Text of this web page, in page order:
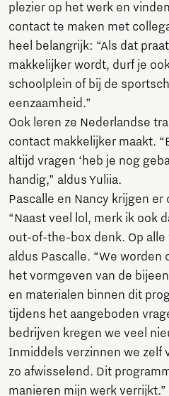
plezier op het werk en
contact te maken met
heel belangrijk: “Als dat
makkelijker wordt, durf je
schoolplein of bij de
eenzaamheid.”
Ook leren ze Nederlandse
contact makkelijker maakt.
altijd vragen ‘heb je nog
handig,” aldus Yuliia.
Pascalle en Nancy krijgen
“Naast veel lol, merk ik ook
out-of-the-box denk. Op alle
aldus Pascalle. “We
het vormgeven van de
en materialen binnen dit
tijdens het aangeboden
bedrijven kregen we veel
Inmiddels verzinnen we zelf
zo afwisselend. Dit
manieren mijn werk verrijkt.”